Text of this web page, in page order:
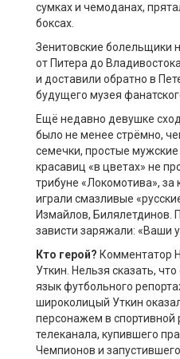
сумках и чемоданах,
боксах.
Зенитовские болельщики
от Питера до
и доставили обратно в
будущего музея
Ещё недавно девушке
было не менее стрёмно,
семечки, простые
красавиц «в цветах» не
трибуне «Локомотива», за
играли смазливые
Измайлов, Билялетдинов.
зависти заряжали: «Ваши
Кто герой? Комментатор
Уткин. Нельзя сказать,
язык футбольного
широколицый Уткин
персонажем в спортивной
телеканала, купившего
Чемпионов и